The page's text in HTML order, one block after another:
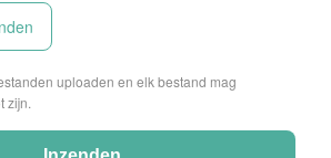
uploaden en elk bestand mag
zijn.